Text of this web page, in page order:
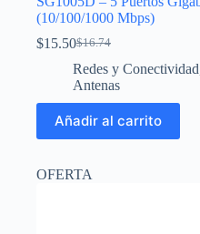
(10/100/1000 Mbps)
$16.74
El
precio
original
$16.74.
$15.50El
precio
actual
$15.50.
Redes y Conectividad
Antenas
Añadir al carrito
OFERTA